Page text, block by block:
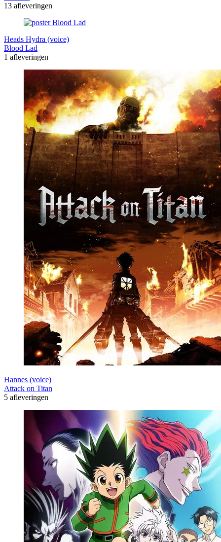
13 afleveringen
Heads Hydra (voice)
Blood Lad
1 afleveringen
Hannes (voice)
Attack on Titan
5 afleveringen